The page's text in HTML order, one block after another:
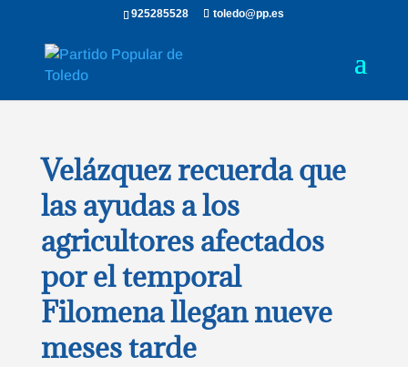
925285528 toledo@pp.es
Velázquez recuerda que
las ayudas a los
agricultores afectados
por el temporal
Filomena llegan nueve
meses tarde